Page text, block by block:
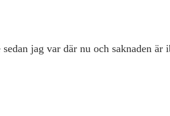
jag var där nu och saknaden